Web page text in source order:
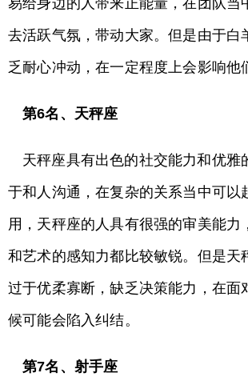
易给身边的人带来正能量，在团队当
去活跃气氛，带动大家。但是由于白
乏耐心冲动，在一定程度上会影响他
第6名、天秤座
天秤座具有出色的社交能力和优雅
于和人沟通，在复杂的关系当中可以
用，天秤座的人具有很强的审美能力
和艺术的感知力都比较敏锐。但是天
过于优柔寡断，缺乏决策能力，在面
候可能会陷入纠结。
第7名、射手座